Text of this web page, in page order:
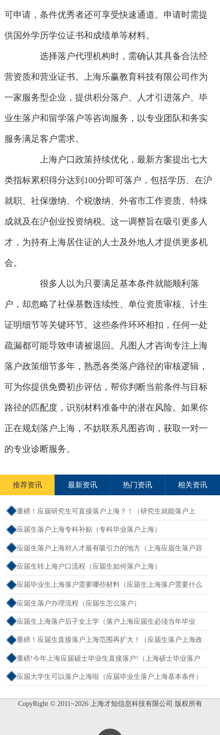
可申请，条件优秀者还可享受快速通道。申请时需提
供国外学历学位证书和成绩单等材料。
选择落户代理机构时，需确认其具备合法经
营资质和营业证书。上海乐赢教育科技有限公司作为
一家服务型企业，提供积分落户、人才引进落户、毕
业生落户和留学落户等咨询服务，以专业团队和务实
服务满足客户需求。
上海户口政策持续优化，最新方案提出七大
类指标累积得分达到100分即可落户，包括学历、在沪
就职、社保缴纳、个税缴纳、外省市工作资质、特殊
成就及在沪创业投资纳税。这一调整旨在吸引更多人
才，为持有上海居住证的人士及外地人才提供更多机
会。
很多人以为只要满足基本条件就能顺利落
户，却忽略了社保基数连续性、单位资质审核、计生
证明细节等关键环节。这些条件环环相扣，任何一处
疏漏都可能导致申请被退回。凡图人才咨询专注上海
落户政策细节多年，熟悉各类落户路径的审核逻辑，
可为你提供免费初步评估，帮你判断当前条件与目标
路径的匹配度，识别材料准备中的潜在风险。如果你
正在规划落户上海，不妨联系凡图咨询，获取一对一
的专业诊断服务。
推荐资讯 最新资讯 热门资讯 相关资讯
重磅！应届研究生可直接落户上海？！（研究生就能落户上
海）
应届生落户上海专科补贴（专科毕业落户上海）
应届生落户上海对人才最有吸引力的地方（上海应届生落户容
易吗）
应届生转上海户口流程（应届生如何落户上海）
应届毕业生上海落户需要哪些材料（应届生上海落户需要什么
材料）
应届生落户办理流程（应届生怎么落户）
应届生上海落户后子女上学（落户上海应届生必须当年毕业
吗）
重磅！应届生直接落户上海范围再扩大！（应届生落户上海政
策达到落户标准）
重磅!今年上海应届硕士毕业生直接落户!（上海硕士毕业落户
政策）
应届大学生可以落户上海啦（应届毕业生落户上海基本条件）
CopyRight © 2011~2026 上海才知信息科技有限公司 版权所有